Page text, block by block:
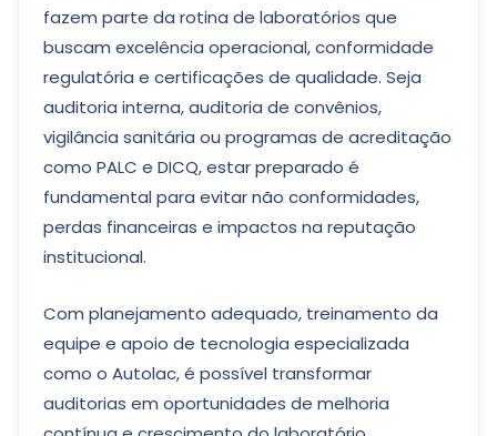
fazem parte da rotina de laboratórios que
buscam excelência operacional, conformidade
regulatória e certificações de qualidade. Seja
auditoria interna, auditoria de convênios,
vigilância sanitária ou programas de acreditação
como PALC e DICQ, estar preparado é
fundamental para evitar não conformidades,
perdas financeiras e impactos na reputação
institucional.
Com planejamento adequado, treinamento da
equipe e apoio de tecnologia especializada
como o Autolac, é possível transformar
auditorias em oportunidades de melhoria